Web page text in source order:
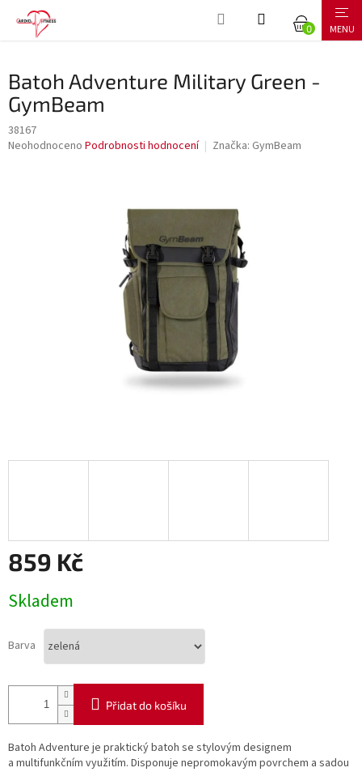
NÁKUPNÍ
Batoh Adventure Military Green -
GymBeam
38167
Průměrné
Neohodnoceno Podrobnosti hodnocení Značka: GymBeam
859 Kč
cena:
Skladem
Barva
Přidat do košíku
Batoh Adventure je praktický batoh se stylovým designem
a multifunkčním využitím. Disponuje nepromokavým povrchem a sadou